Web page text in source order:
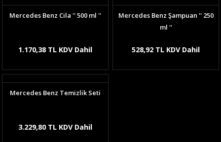
Mercedes Benz Cila '' 500 ml ''
1.170,38 TL KDV Dahil
Mercedes Benz Şampuan '' 250
ml ''
528,92 TL KDV Dahil
Mercedes Benz Temizlik Seti
3.229,80 TL KDV Dahil